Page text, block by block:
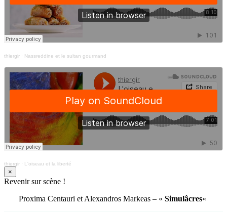
thiergir · Nassreddine et le sultan gourmand
thiergir · L'oiseau et la liberté
×
Revenir sur scène !
Proxima Centauri et Alexandros Markeas – « Simulâcres«